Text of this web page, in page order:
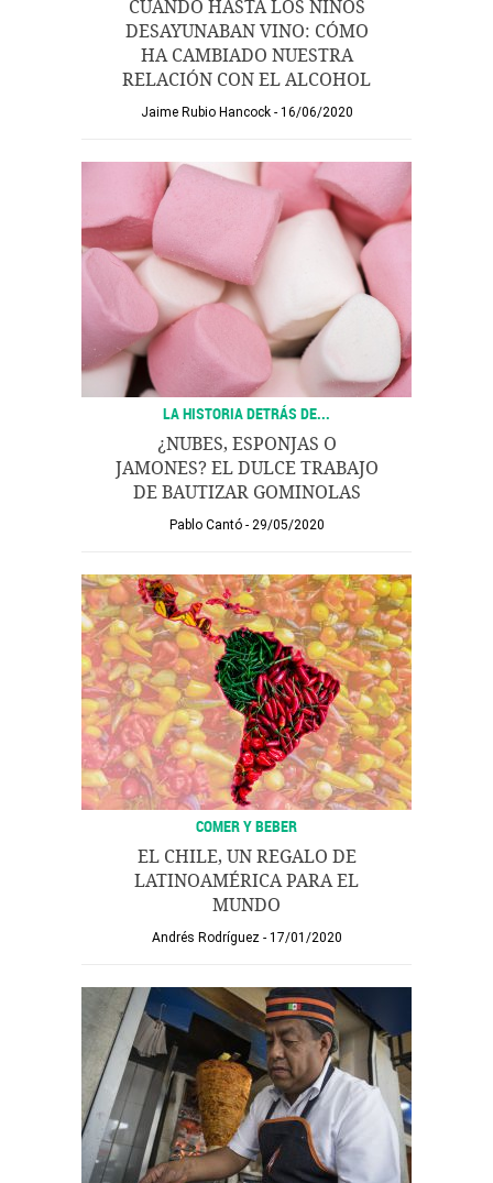
CUANDO HASTA LOS NIÑOS
DESAYUNABAN VINO: CÓMO
HA CAMBIADO NUESTRA
RELACIÓN CON EL ALCOHOL
Jaime Rubio Hancock 16/06/2020
LA HISTORIA DETRÁS DE...
¿NUBES, ESPONJAS O
JAMONES? EL DULCE TRABAJO
DE BAUTIZAR GOMINOLAS
Pablo Cantó 29/05/2020
COMER Y BEBER
EL CHILE, UN REGALO DE
LATINOAMÉRICA PARA EL
MUNDO
Andrés Rodríguez 17/01/2020